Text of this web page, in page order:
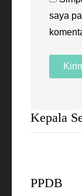
saya
Kepala
PPDB